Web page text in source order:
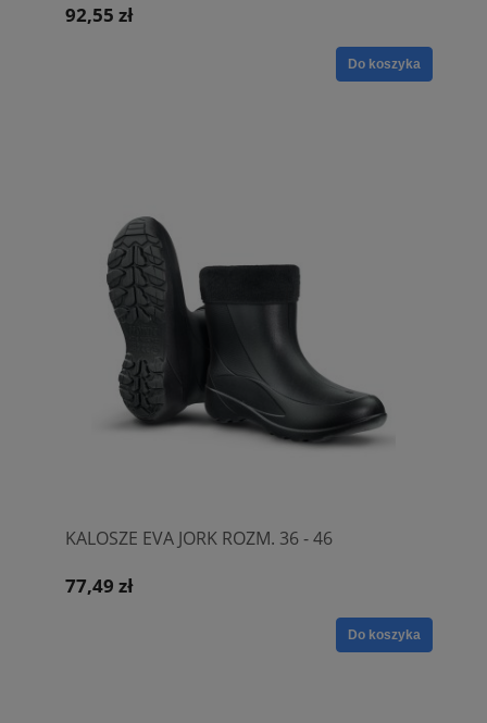
92,55 zł
Do koszyka
KALOSZE EVA JORK ROZM. 36 - 46
77,49 zł
Do koszyka